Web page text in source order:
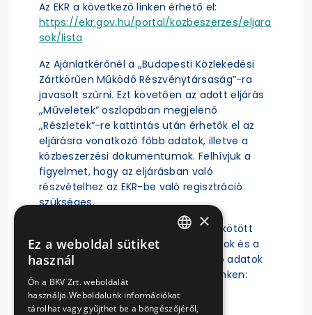
Az EKR a következő linken érhető el:
https://ekr.gov.hu/portal/kozbeszerzes/eljara
sok/lista
Az Ajánlatkérőnél a „Budapesti Közlekedési
Zártkörűen Működő Részvénytársaság”-ra
javasolt szűrni. Ezt követően az adott eljárás
„Műveletek” oszlopában megjelenő
„Részletek”-re kattintás után érhetők el az
eljárásra vonatkozó főbb adatok, illetve a
közbeszerzési dokumentumok. Felhívjuk a
figyelmet, hogy az eljárásban való
részvételhez az EKR-be való regisztráció
szükséges.
A közbeszerzési eljárás alapján megkötött
szerződések, a szerződésmódosítások és a
szerződések teljesítésére vonatkozó adatok
az EKR-ben érhetők el a következő linken:
https://ekr.gov.hu/ekr-
szerzodestar/hu/szerzodesLista
×
Ez a weboldal sütiket
használ
Ön a BKV Zrt. weboldalát
használja.Weboldalunk információkat
tárolhat vagy gyűjthet be a böngészőjéről,